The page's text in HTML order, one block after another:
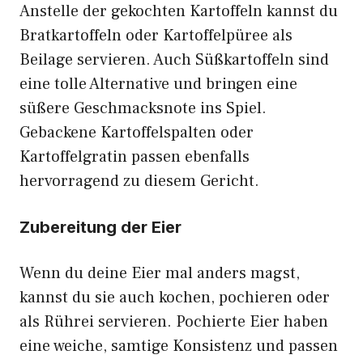
Anstelle der gekochten Kartoffeln kannst du
Bratkartoffeln oder Kartoffelpüree als
Beilage servieren. Auch Süßkartoffeln sind
eine tolle Alternative und bringen eine
süßere Geschmacksnote ins Spiel.
Gebackene Kartoffelspalten oder
Kartoffelgratin passen ebenfalls
hervorragend zu diesem Gericht.
Zubereitung der Eier
Wenn du deine Eier mal anders magst,
kannst du sie auch kochen, pochieren oder
als Rührei servieren. Pochierte Eier haben
eine weiche, samtige Konsistenz und passen